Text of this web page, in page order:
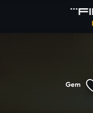
Gem